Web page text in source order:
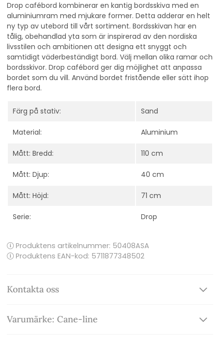
Drop cafébord kombinerar en kantig bordsskiva med en
aluminiumram med mjukare former. Detta adderar en helt
ny typ av utebord till vårt sortiment. Bordsskivan har en
tålig, obehandlad yta som är inspirerad av den nordiska
livsstilen och ambitionen att designa ett snyggt och
samtidigt väderbeständigt bord. Välj mellan olika ramar och
bordsskivor. Drop cafébord ger dig möjlighet att anpassa
bordet som du vill. Använd bordet fristående eller sätt ihop
flera bord.
Färg på stativ: Sand
Material: Aluminium
Mått: Bredd: 110 cm
Mått: Djup: 40 cm
Mått: Höjd: 71 cm
Serie: Drop
Produktens artikelnummer: 50408ASA
Produktens EAN-kod: 5711877348502
Kontakta oss
Varumärke: Cane-line